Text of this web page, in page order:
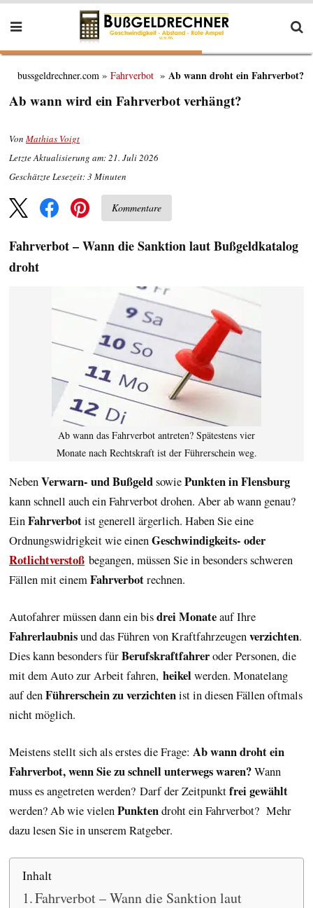
bussgeldrechner.com Fahrverbot Ab wann droht ein Fahrverbot?
Ab wann wird ein Fahrverbot verhängt?
Von Mathias Voigt
Letzte Aktualisierung am: 21. Juli 2026
Geschätzte Lesezeit:3 Minuten
Kommentare
Fahrverbot – Wann die Sanktion laut Bußgeldkatalog
droht
Ab wann das Fahrverbot antreten? Spätestens vier
Monate nach Rechtskraft ist der Führerschein weg.
NebenVerwarn- und BußgeldsowiePunkten in Flensburg
kann schnell auch ein Fahrverbot drohen. Aber ab wann genau?
EinFahrverbotist generell ärgerlich. Haben Sie eine
Ordnungswidrigkeit wie einenGeschwindigkeits- oder
Rotlichtverstoß begangen, müssen Sie in besonders schweren
Fällen mit einemFahrverbotrechnen.
Autofahrer müssen dann ein bisdrei Monateauf Ihre
Fahrerlaubnisund das Führen von Kraftfahrzeugenverzichten.
Dies kann besonders fürBerufskraftfahreroder Personen, die
mit dem Auto zur Arbeit fahren, heikel werden. Monatelang
auf denFührerschein zu verzichtenist in diesen Fällen oftmals
nicht möglich.
Meistens stellt sich als erstes die Frage: Ab wann droht ein
Fahrverbot, wenn Sie zu schnell unterwegs waren?Wann
muss es angetreten werden? Darf der Zeitpunktfrei gewählt
werden? Ab wie vielenPunktendroht ein Fahrverbot? Mehr
dazu lesen Sie in unserem Ratgeber.
Inhalt
Fahrverbot – Wann die Sanktion laut